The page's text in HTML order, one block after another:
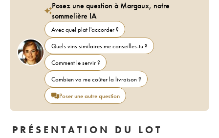
Posez une question à Margaux, notre
sommelière IA
Avec quel plat l'accorder ?
Quels vins similaires me conseilles-tu ?
Comment le servir ?
Combien va me coûter la livraison ?
Poser une autre question
PRÉSENTATION DU LOT